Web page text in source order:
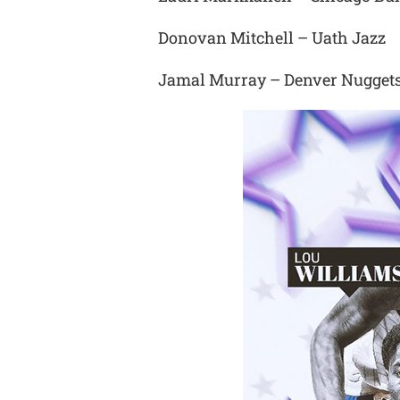
Donovan Mitchell – Uath Jazz
Jamal Murray – Denver